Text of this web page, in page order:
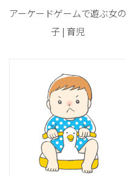
アーケードゲームで遊ぶ女の
子 | 育児